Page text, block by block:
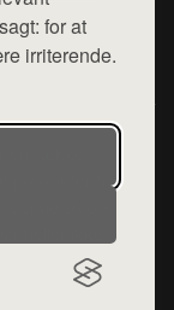
for at
irriterende.
privatlivspolitik
en række
produkter fra
side - vi
heller ikke